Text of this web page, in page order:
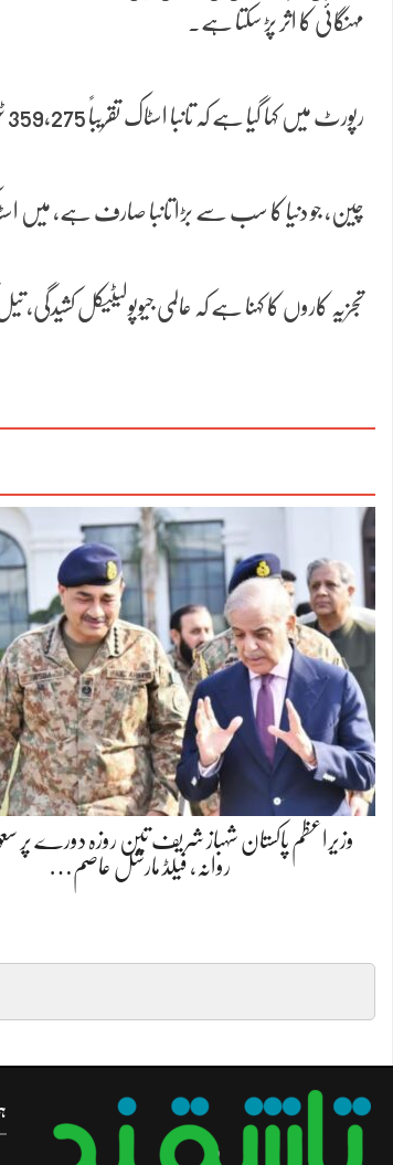
مہنگائی کا اثر پڑ سکتا ہے۔
رپورٹ میں کہا گیا ہے کہ تانبا اسٹاک تقریباً 359,275 ٹن تک پہنچ چکا ہے، جو تقریباً آٹھ سال میں سب سے زیادہ ہے، اور اس سے بھی قیمتوں پر دباؤ ہے۔
چین، جو دنیا کا سب سے بڑا تانبا صارف ہے، میں
تجزیہ کاروں کا کہنا ہے کہ عالمی جیوپولیٹیکل
وزیراعظم پاکستان شہباز شریف تین روزہ دورے
روانہ، فیلڈ مارشل عاصم…